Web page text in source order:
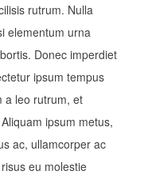
rutrum. Nulla
elementum urna
Donec imperdiet
ipsum tempus
a leo rutrum, et
ipsum metus,
ac, ullamcorper ac
eu molestie